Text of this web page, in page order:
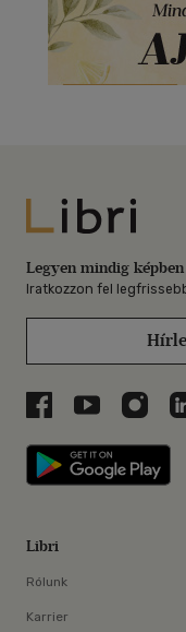
Libri
Legyen mindig
Iratkozzon fel
Libri aLibri aLibri
Libri
Rólunk
Karrier